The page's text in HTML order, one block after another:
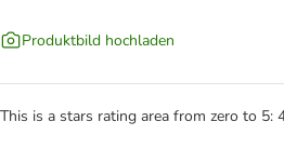
Produktbild hochladen
This is a stars rating area from zero to 5: